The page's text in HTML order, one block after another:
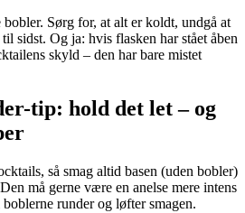
Sørg for, at alt er koldt, undgå at
sidst. Og ja: hvis flasken har stået åben
skyld – den har bare mistet
tip: hold det let – og
så smag altid basen (uden bobler)
må gerne være en anelse mere intens
runder og løfter smagen.